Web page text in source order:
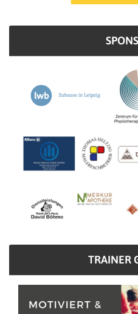
TRAINER